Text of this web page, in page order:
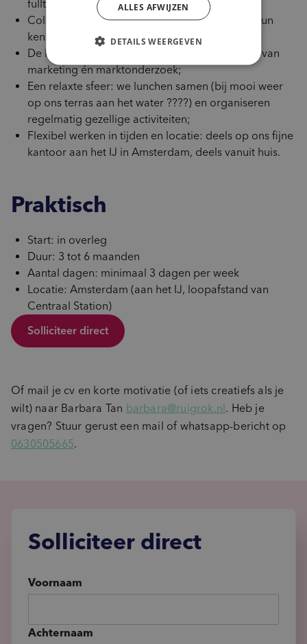
fulltime);
Collega’s die je echt meenemen in het vak en hun
kennis met je delen
De kans om superveel te leren over de praktijk van
marketing én marktonderzoek;
Een relaxte sfeer: we lunchen samen (bij mooi weer
op ons terras aan het water ????) en organiseren
regelmatig gezellige activiteiten;
Flexibel werken in tijden en locatie: deels op ons fijne
kantoor aan het IJ in Amsterdam, deels vanuit huis.
Praktisch
Start: in overleg
Duur: 3 tot 6 maanden
Aantal dagen: minimaal 3 dagen per week
Locatie: Amsterdam (aan het IJ, loopafstand van
Centraal Station)
Solliciteer direct
Of mail je cv en korte motivatie (of iets creatiefs als je
wilt) naar Barbara Tan barbara@ruigrok.nl. Heb je
vragen? Stuur gerust een mail of whatsapp-bericht op
0630505665.
Solliciteer direct
Voornaam
Achternaam
ALLES AFWIJZEN
DETAILS WEERGEVEN